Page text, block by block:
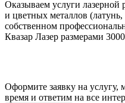
Оказываем услуги лазерной
и цветных металлов
собственном
Квазар Лазер размерами
Оформите заявку на
время и ответим на все